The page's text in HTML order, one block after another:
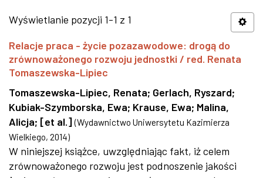
Wyświetlanie pozycji 1-1 z 1
Relacje praca - życie pozazawodowe: drogą do
zrównoważonego rozwoju jednostki / red. Renata
Tomaszewska-Lipiec
Tomaszewska-Lipiec, Renata; Gerlach, Ryszard;
Kubiak-Szymborska, Ewa; Krause, Ewa; Malina,
Alicja; [et al.] (Wydawnictwo Uniwersytetu Kazimierza
Wielkiego, 2014)
W niniejszej książce, uwzględniając fakt, iż celem
zrównoważonego rozwoju jest podnoszenie jakości